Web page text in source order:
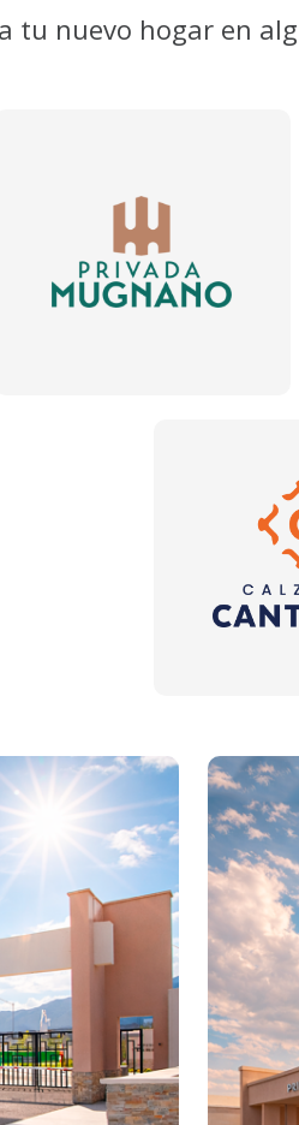
tu nuevo hogar en